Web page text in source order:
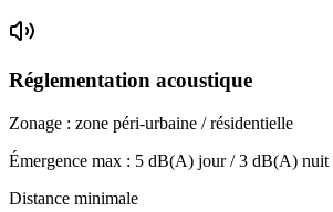
Réglementation acoustique
Zonage : zone péri-urbaine / résidentielle
Émergence max : 5 dB(A) jour /3 dB(A) nuit
Distance minimale